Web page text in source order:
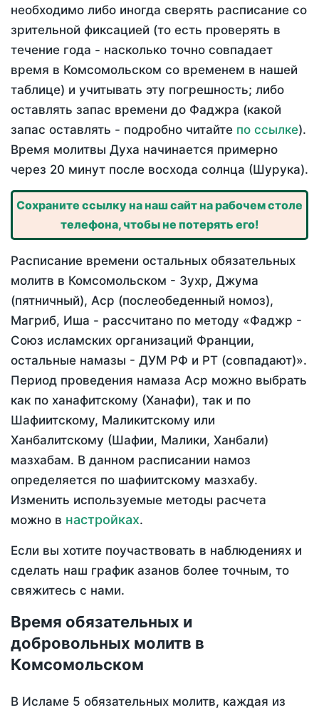
необходимо либо иногда сверять расписание со
зрительной фиксацией (то есть проверять в
течение года - насколько точно совпадает
время в Комсомольском со временем в нашей
таблице) и учитывать эту погрешность; либо
оставлять запас времени до Фаджра (какой
запас оставлять - подробно читайте по ссылке).
Время молитвы Духа начинается примерно
через 20 минут после восхода солнца (Шурука).
Сохраните ссылку на наш сайт на рабочем столе
телефона, чтобы не потерять его!
Расписание времени остальных обязательных
молитв в Комсомольском - Зухр, Джума
(пятничный), Аср (послеобеденный номоз),
Магриб, Иша - рассчитано по методу «Фаджр -
Союз исламских организаций Франции,
остальные намазы - ДУМ РФ и РТ (совпадают)».
Период проведения намаза Аср можно выбрать
как по ханафитскому (Ханафи), так и по
Шафиитскому, Маликитскому или
Ханбалитскому (Шафии, Малики, Ханбали)
мазхабам. В данном расписании намоз
определяется по шафиитскому мазхабу.
Изменить используемые методы расчета
можно в настройках.
Если вы хотите поучаствовать в наблюдениях и
сделать наш график азанов более точным, то
свяжитесь с нами.
Время обязательных и
добровольных молитв в
Комсомольском
В Исламе 5 обязательных молитв, каждая из